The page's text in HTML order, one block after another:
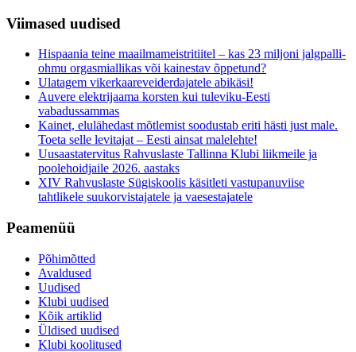
Viimased uudised
Hispaania teine maailmameistritiitel – kas 23 miljoni jalgpalli-
ohmu orgasmiallikas või kainestav õppetund?
Ulatagem vikerkaareveiderdajatele abikäsi!
Auvere elektrijaama korsten kui tuleviku-Eesti
vabadussammas
Kainet, elulähedast mõtlemist soodustab eriti hästi just male.
Toeta selle levitajat – Eesti ainsat malelehte!
Uusaastatervitus Rahvuslaste Tallinna Klubi liikmeile ja
poolehoidjaile 2026. aastaks
XIV Rahvuslaste Sügiskoolis käsitleti vastupanuviise
tahtlikele suukorvistajatele ja vaesestajatele
Peamenüü
Põhimõtted
Avaldused
Uudised
Klubi uudised
Kõik artiklid
Üldised uudised
Klubi koolitused